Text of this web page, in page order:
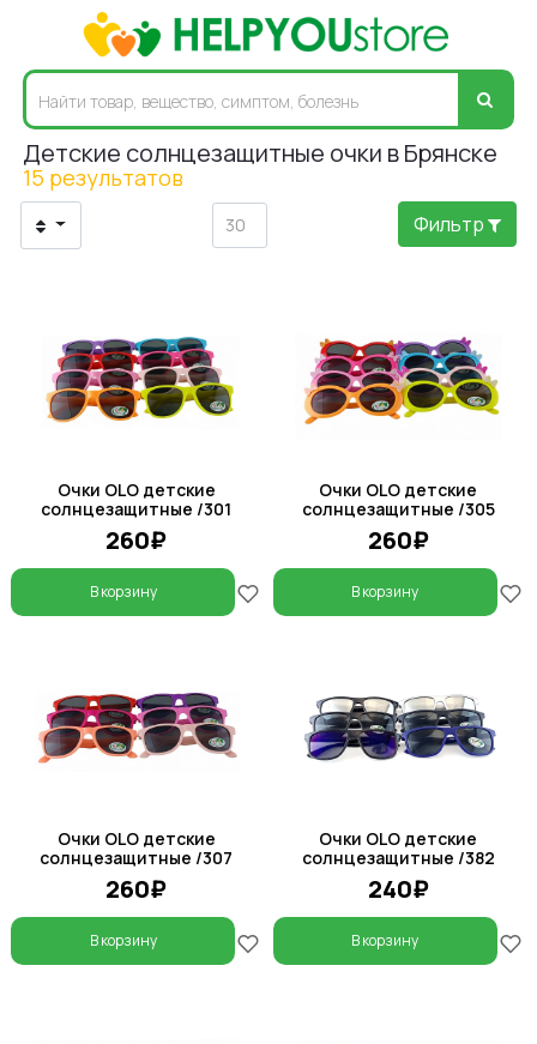
Детские солнцезащитные очки в Брянске
15 результатов
Фильтр
Очки OLO детские
солнцезащитные /301
260₽
В корзину
Очки OLO детские
солнцезащитные /305
260₽
В корзину
Очки OLO детские
солнцезащитные /307
260₽
В корзину
Очки OLO детские
солнцезащитные /382
240₽
В корзину